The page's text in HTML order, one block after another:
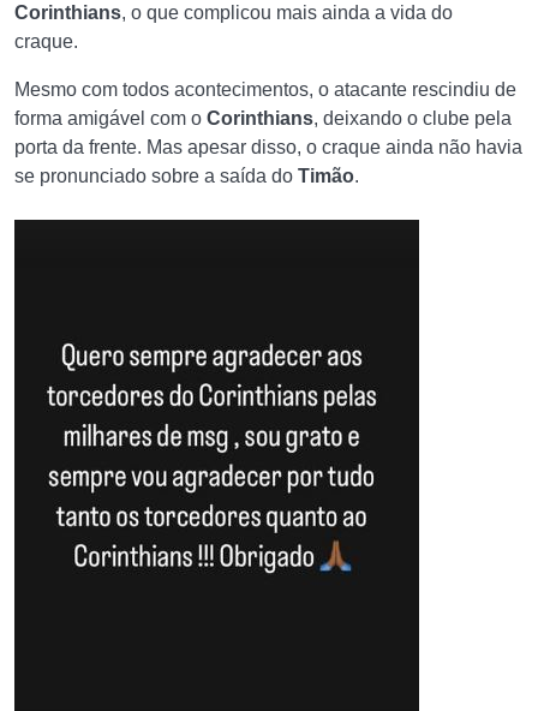
Corinthians, o que complicou mais ainda a vida do
craque.
Mesmo com todos acontecimentos, o atacante rescindiu de
forma amigável com o Corinthians, deixando o clube pela
porta da frente. Mas apesar disso, o craque ainda não havia
se pronunciado sobre a saída do Timão.